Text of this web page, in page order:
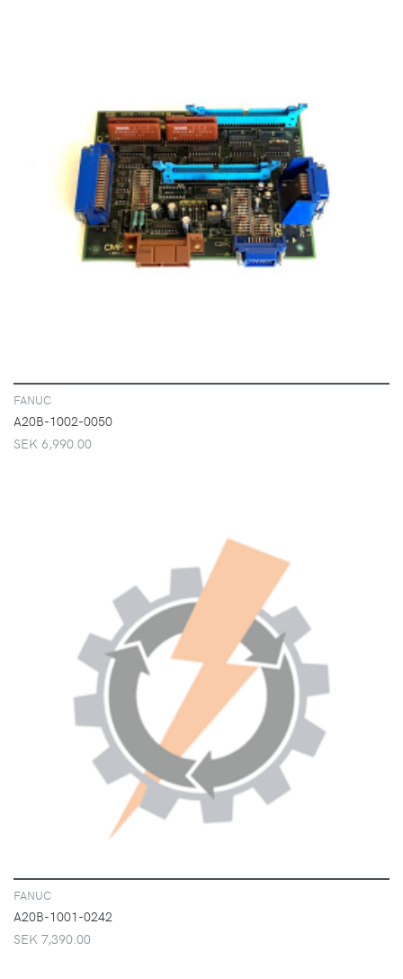
VISA
FANUC
A20B-1002-0050
SEK 6,990.00
FANUC
A20B-1001-0242
SEK 7,390.00